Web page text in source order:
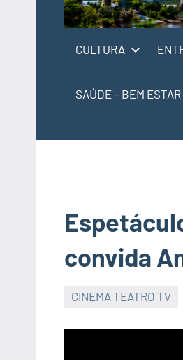
CULTURA
SAÚDE – BEM
convida
CINEMA TEATRO TV